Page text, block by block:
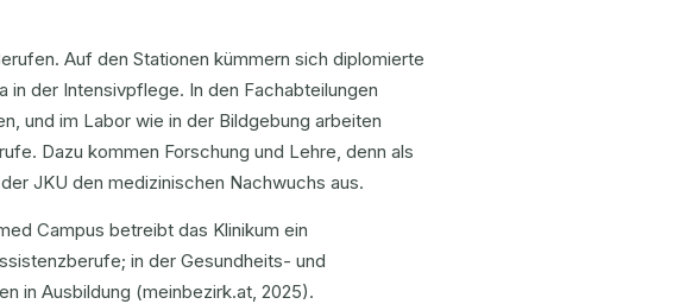
Auf den Stationen kümmern sich diplomierte
der Intensivpflege. In den Fachabteilungen
und im Labor wie in der Bildgebung arbeiten
Dazu kommen Forschung und Lehre, denn als
JKU den medizinischen Nachwuchs aus.
Campus betreibt das Klinikum ein
in der Gesundheits- und
in Ausbildung (meinbezirk.at, 2025).